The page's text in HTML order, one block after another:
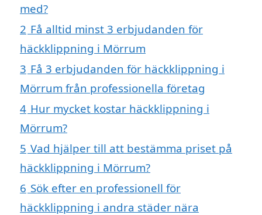
med?
2 Få alltid minst 3 erbjudanden för
häckklippning i Mörrum
3 Få 3 erbjudanden för häckklippning i
Mörrum från professionella företag
4 Hur mycket kostar häckklippning i
Mörrum?
5 Vad hjälper till att bestämma priset på
häckklippning i Mörrum?
6 Sök efter en professionell för
häckklippning i andra städer nära